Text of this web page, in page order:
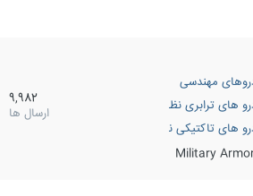
مهندسی
های ترابری نظامی
و ضد تانک
های تاکتیکی نظامی
Military
9,982
ارسال ها